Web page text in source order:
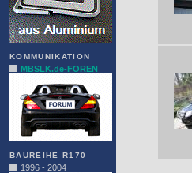
KOMMUNIKATION
MBSLK.de-FOREN
BAUREIHE R170
1996 - 2004